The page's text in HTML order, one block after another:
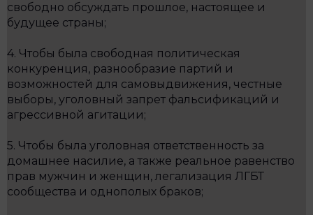
свободно обсуждать прошлое, настоящее и
будущее страны;
4. Чтобы была свободная политическая
конкуренция, разнообразие партий и
возможностей для самовыдвижения, честные
выборы, уголовный запрет фальсификаций и
агрессивной агитации;
5. Чтобы была уголовная ответственность за
домашнее насилие, а также реальное равенство
прав мужчин и женщин, легализация ЛГБТ
сообщества и однополых браков;